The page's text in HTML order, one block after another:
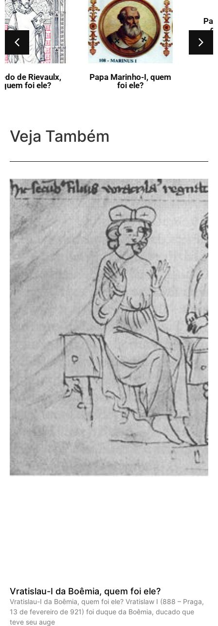
Papa Marinho-I, quem
foi ele?
Papa Adriano-III,
quem foi ele?
Veja Também
Vratislau-I da Boêmia, quem foi ele?
Vratislau-I da Boêmia, quem foi ele? Vratislaw I (888 – Praga,
13 de fevereiro de 921) foi duque da Boêmia, ducado que
teve seu auge